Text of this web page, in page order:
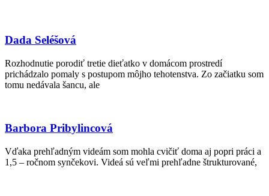
Dada Seléšová
Rozhodnutie porodiť tretie dieťatko v domácom prostredí
prichádzalo pomaly s postupom môjho tehotenstva. Zo začiatku som
tomu nedávala šancu, ale
Barbora Pribylincová
Vďaka prehľadným videám som mohla cvičiť doma aj popri práci a
1,5 – ročnom synčekovi. Videá sú veľmi prehľadne štrukturované,